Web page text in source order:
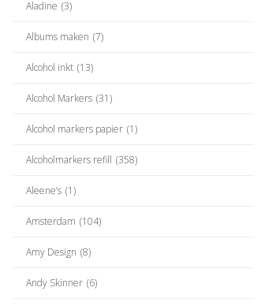
Aladine (3)
Albums maken (7)
Alcohol inkt (13)
Alcohol Markers (31)
Alcohol markers papier (1)
Alcoholmarkers refill (358)
Aleene’s (1)
Amsterdam (104)
Amy Design (8)
Andy Skinner (6)